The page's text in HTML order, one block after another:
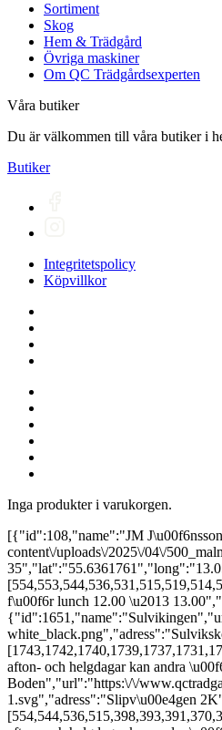
Sortiment
Skog
Hem & Trädgård
Övriga maskiner
Om QC Trädgårdsexperten
Våra butiker
Du är välkommen till våra butiker i
Butiker
Integritetspolicy
Köpvillkor
Inga produkter i varukorgen.
[{"id":108,"name":"JM J\u00f6nsson","url":"https:\/\/www.qctradgard.se\/butiker\/jm-jonsson\/","city":"Arl\u00f6v","logotype":"https:\/\/www.qctradgard.se\/wp-content\/uploads\/2025\/04\/500_malmo_.svg","adress":"Arl\u00f6vsv\u00e4gen 24","phone":"040-43 70 30","fax":false,"email":"info@jmjonsson.se","zip":"232 35","lat":"55.6361761","long":"13.0587037","SP_P":[554,553,544,536,531,515,519,514,503,499,492,480,398,393,391,370,331,333,311,312,264,69,67,66,62,61,71,72,73,75,76,78,70,68,74,64,63,65,77,39,37,36,43,45,46,38,35,44,25,27,28,29,30,31,32,34,47,48,57,56,55,54,42,41,40,33,59,26,49,51,52,53,58,60,50,18,19,20,21,22,24,17,23,1737,1739,1740,1742,1743,1761,1759,1763,1765,1766,1768,1703,1892,1890,1862,1861,1855,1853,1849,1719,1727,1725,1723,1733,1735,1721],"SP_o_1":"08:00","SP_c_1":"17:00","SP_o_2":"08:00","SP_c_2":"17:00","SP_o_3":"08:00","SP_c_3":"17:00","SP_o_4":"08:00","SP_c_4":"17:00","SP_o_5":"08:00","SP_c_5":"17:00","SP_o_6":"","SP_c_6":"","SP_o_7":"","SP_c_7":"","SP_other":"St\u00e4ngt f\u00f6r lunch 12.00 \u2013 13.00","SP_other_global":"Vid afton- och helgdagar kan andra \u00f6ppettider g\u00e4lla","SP_site":"https:\/\/jmjonsson.se\/"},{"id":1651,"name":"Sulvikingen","url":"https:\/\/www.qctradgard.se\/butiker\/sulvikingen\/","city":"Arvika","logotype":"https:\/\/www.qctradgard.se\/wp-content\/uploads\/2025\/12\/sulvikingen-logo-white_black.png","adress":"Sulvikskorset","phone":"0570-22010","fax":false,"email":"info@sulvikingen.se","zip":"671 93","lat":"59.6553","long":"12.5852","SP_P":[1743,1742,1740,1739,1737,1731,1706,1702,1703,71,554,553,544,536,531,515,519,514,503,499,492,480,391,333,312,264,75,76,70,62,77,68,65,64,63,69,67,66,61,35,48,37,38,39,43,44,45,25,27,28,29,36,30,31,32,34,46,47,41,42,50,54,59,33,40,49,51,52,53,58,60,18,19,20,21,22,23,17,24,1761,1759,1763,1765,1766,1768,1892],"SP_o_1":"09:00","SP_c_1":"18:00","SP_o_2":"09:00","SP_c_2":"18:00","SP_o_3":"09:00","SP_c_3":"18:00","SP_o_4":"09:00","SP_c_4":"18:00","SP_o_5":"09:00","SP_c_5":"18:00","SP_o_6":"10:00","SP_c_6":"14:00","SP_o_7":"","SP_c_7":"","SP_other":"","SP_other_global":"Vid afton- och helgdagar kan andra \u00f6ppettider g\u00e4lla","SP_site":"https:\/\/www.sulvikingen.se\/